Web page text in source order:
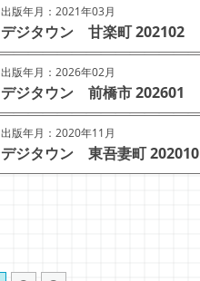
出版年月：2021年03月
デジタウン 甘楽町 202102
出版年月：2026年02月
デジタウン 前橋市 202601
出版年月：2020年11月
デジタウン 東吾妻町 202010